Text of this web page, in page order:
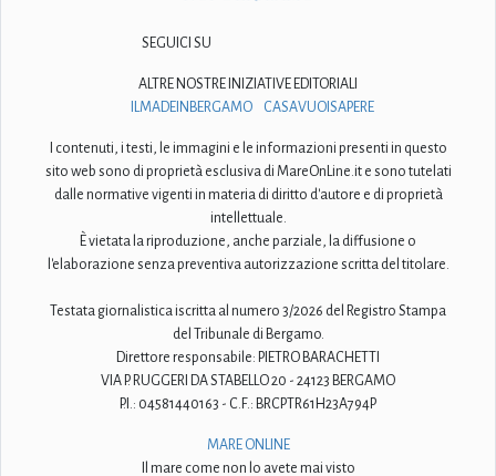
SEGUICI SU
ALTRE NOSTRE INIZIATIVE EDITORIALI
ILMADEINBERGAMO
CASAVUOISAPERE
I contenuti, i testi, le immagini e le informazioni presenti in questo
sito web sono di proprietà esclusiva di MareOnLine.it e sono tutelati
dalle normative vigenti in materia di diritto d'autore e di proprietà
intellettuale.
È vietata la riproduzione, anche parziale, la diffusione o
l'elaborazione senza preventiva autorizzazione scritta del titolare.
Testata giornalistica iscritta al numero 3/2026 del Registro Stampa
del Tribunale di Bergamo.
Direttore responsabile: PIETRO BARACHETTI
VIA P. RUGGERI DA STABELLO 20 - 24123 BERGAMO
P.I.: 04581440163 - C.F.: BRCPTR61H23A794P
MARE ONLINE
Il mare come non lo avete mai visto